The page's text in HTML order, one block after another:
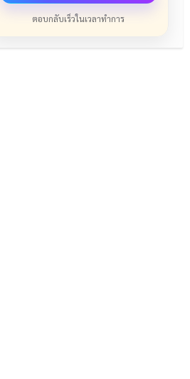
ตอบกลับเร็วในเวลาทำการ